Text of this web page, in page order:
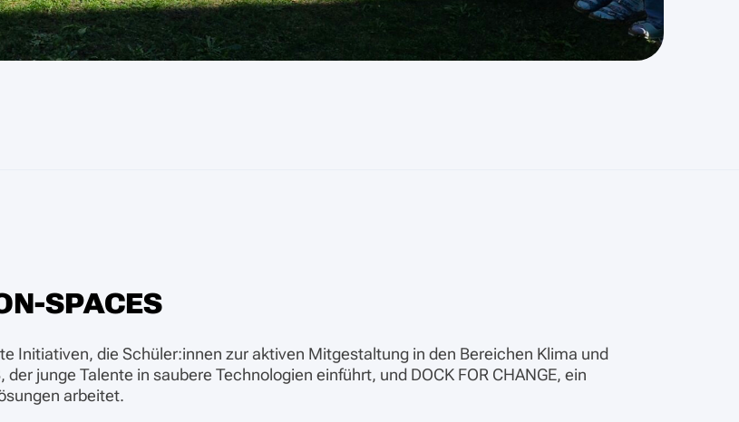
SPACES
Initiativen, die Schüler:innen zur aktiven Mitgestaltung in den Bereichen Klima und
junge Talente in saubere Technologien einführt, und DOCK FOR CHANGE, ein
arbeitet.